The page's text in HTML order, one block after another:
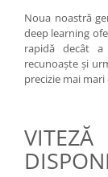
Noua noastră
deep learning
rapidă decât
recunoaşte şi
precizie mai mari